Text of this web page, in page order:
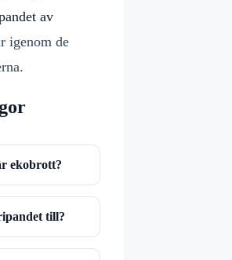
av
igenom de
ekobrott?
till?